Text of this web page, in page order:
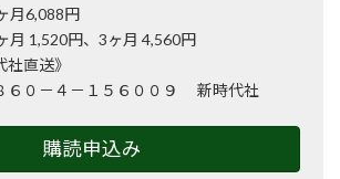
月6,088円
月 1,520円、3ヶ月 4,560円
社直送》
０－４－１５６００９ 新時代社
購読申込み